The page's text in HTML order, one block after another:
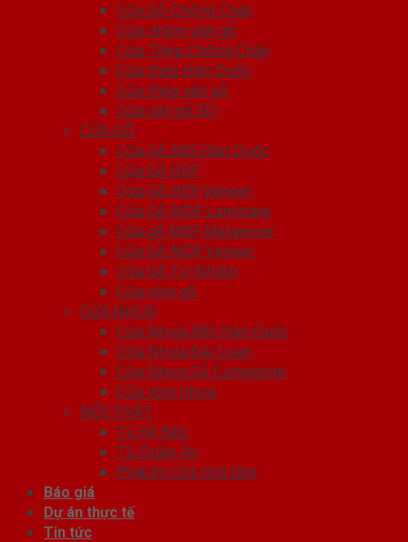
Cửa Gỗ Chống Cháy
Cửa nhôm vân gỗ
Cửa Thép Chống Cháy
Cửa thép Hàn Quốc
Cửa thép vân gỗ
Cửa vân gỗ 5D
CỬA GỖ
Cửa Gỗ ABS Hàn Quốc
Cửa Gỗ HDF
Cửa Gỗ HDF Veneer
Cửa Gỗ MDF Laminate
Cửa gỗ MDF Melamine
Cửa Gỗ MDF Veneer
Cửa Gỗ Tự Nhiên
Cửa vòm gỗ
CỬA NHỰA
Cửa Nhựa ABS Hàn Quốc
Cửa Nhựa Đài Loan
Cửa Nhựa Gỗ Composite
Cửa vòm nhựa
NỘI THẤT
Tủ Kệ Bếp
Tủ Quần Áo
Phụ kiện cửa nhà tắm
Báo giá
Dự án thực tế
Tin tức